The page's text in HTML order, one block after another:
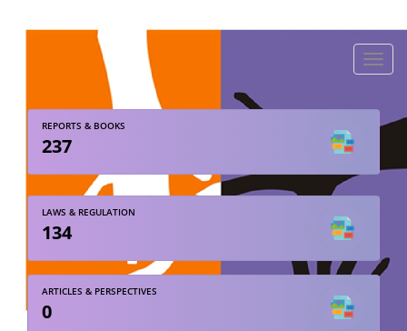
Toggle
REPORTS & BOOKS
237
LAWS & REGULATION
134
ARTICLES & PERSPECTIVES
0